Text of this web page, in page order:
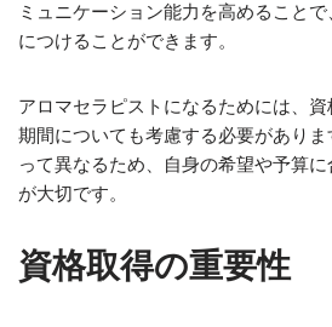
ミュニケーション能力を高めること
につけることができます。
アロマセラピストになるためには、
期間についても考慮する必要があり
って異なるため、自身の希望や予算
が大切です。
資格取得の重要性